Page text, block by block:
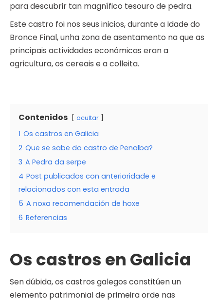
para descubrir tan magnífico tesouro de pedra.
Este castro foi nos seus inicios, durante a Idade do
Bronce Final, unha zona de asentamento na que as
principais actividades económicas eran a
agricultura, os cereais e a colleita.
Contenidos ocultar
1 Os castros en Galicia
2 Que se sabe do castro de Penalba?
3 A Pedra da serpe
4 Post publicados con anterioridade e
relacionados con esta entrada
5 A noxa recomendación de hoxe
6 Referencias
Os castros en Galicia
Sen dúbida, os castros galegos constitúen un
elemento patrimonial de primeira orde nas